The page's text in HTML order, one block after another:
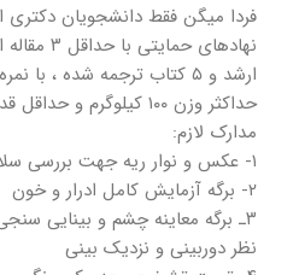
فردا میگن فقط دانشجویان
نهادهای
حداکثر وزن ۱۰۰ کیلوگرم و حداقل قد ۱۶۵ سانتی متر
مدارک لازم:
۱- عکس و نوار ریه جهت بررسی سلامت سینوس و ریه ها
۲- برگه آزمایش کامل ادرار و خون
۳ـ برگه معاینه چشم و بینایی
نظر دوربینی و نزدیک بینی